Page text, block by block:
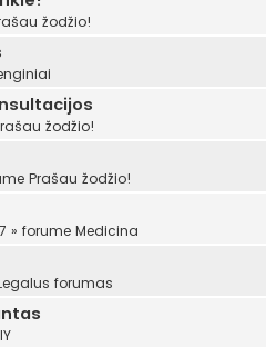
žodžio!
žodžio!
Prašau žodžio!
» forume Medicina
forumas